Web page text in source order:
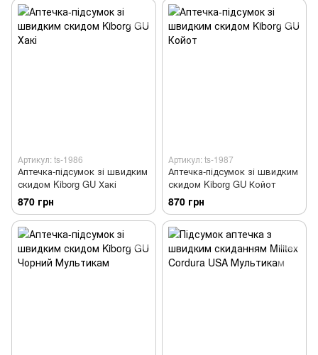
Артикул: ts-1986
Аптечка-підсумок зі швидким
скидом Kiborg GU Хакі
870 грн
Артикул: ts-1987
Аптечка-підсумок зі швидким
скидом Kiborg GU Койот
870 грн